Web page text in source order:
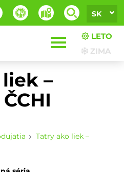
SK
LETO
ZIMA
–
Tatry ako liek –